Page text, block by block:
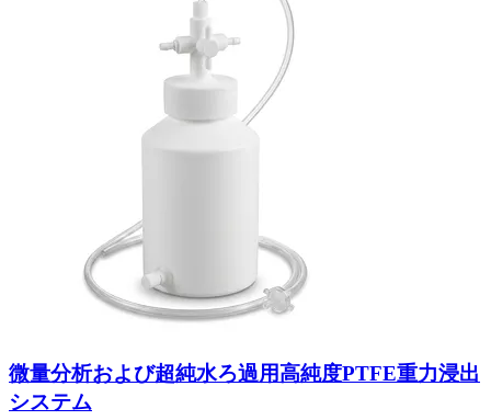
微量分析および超純水ろ過用高純度PTFE重力浸出
システム